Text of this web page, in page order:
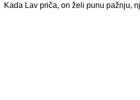
Kada Lav priča, on želi punu pažnju,